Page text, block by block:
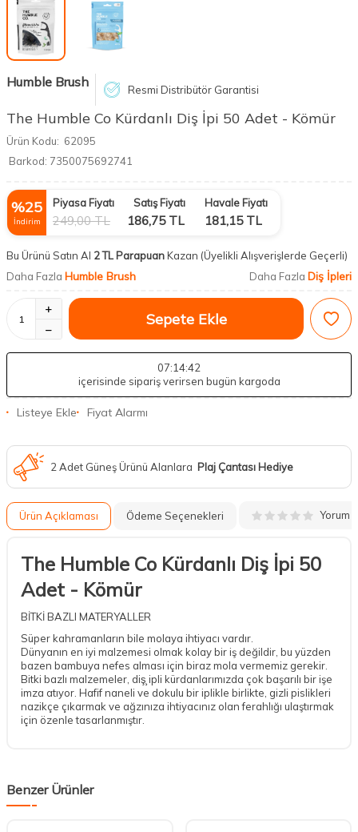
Humble Brush Resmi Distribütör Garantisi
The Humble Co Kürdanlı Diş İpi 50 Adet - Kömür
Ürün Kodu: 62095
Barkod: 7350075692741
%25
İndirim
Piyasa Fiyatı
249,00TL
Satış Fiyatı
186,75TL
Havale Fiyatı
181,15TL
Bu Ürünü Satın Al 2 TL ParapuanKazan (Üyelikli Alışverişlerde Geçerli)
Daha Fazla Humble Brush Daha Fazla Diş İpleri
Sepete Ekle
07:14:41
içerisinde sipariş verirsen bugün kargoda
Listeye Ekle Fiyat Alarmı
2 Adet Güneş Ürünü Alanlara Plaj Çantası Hediye
Ürün Açıklaması Ödeme Seçenekleri Yorum
The Humble Co Kürdanlı Diş İpi 50
Adet - Kömür
BİTKİ BAZLI MATERYALLER
Süper kahramanların bile molaya ihtiyacı vardır.
Dünyanın en iyi malzemesi olmak kolay bir iş değildir, bu yüzden
bazen bambuya nefes alması için biraz mola vermemiz gerekir.
Bitki bazlı malzemeler, diş̧ ipli kürdanlarımızda çok başarılı bir işe
imza atıyor. Hafif naneli ve dokulu bir iplikle birlikte, gizli pislikleri
nazikçe çıkarmak ve ağzınıza ihtiyacınız olan ferahlığı ulaştırmak
için özenle tasarlanmıştır.
Benzer Ürünler